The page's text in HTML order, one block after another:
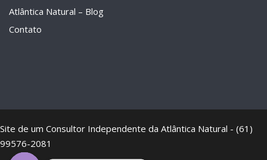
Atlântica Natural – Blog
Contato
Site de um Consultor Independente da Atlântica Natural - (61)
99576-2081